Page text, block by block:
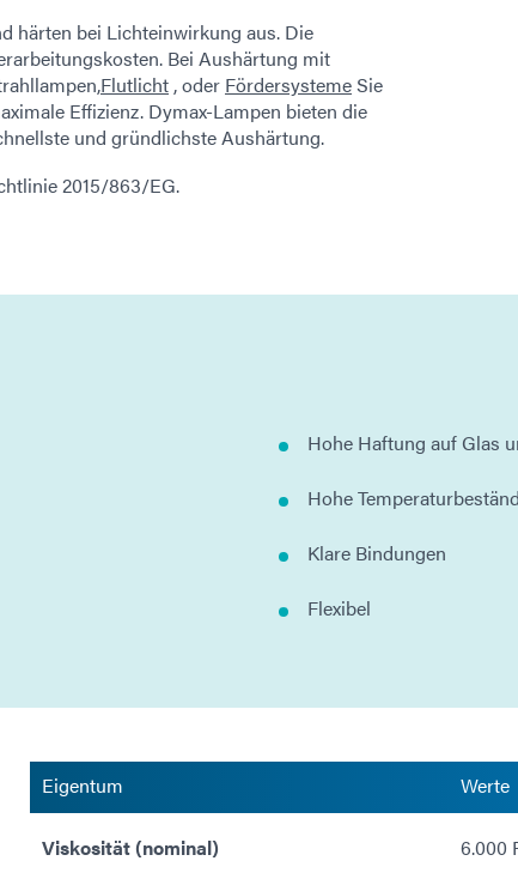
härten bei Lichteinwirkung aus. Die
Bei Aushärtung mit
Flutlicht , oder FördersystemeSie
Effizienz. Dymax-Lampen bieten die
und gründlichste Aushärtung.
2015/863/EG.
Hohe Haftung auf Glas
Hohe
Klare Bindungen
Flexibel
Eigentum Werte
Viskosität (nominal) 6.000